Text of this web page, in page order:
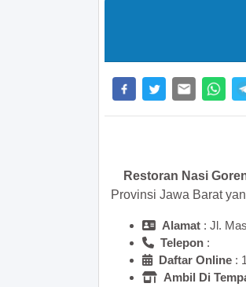
Restoran Nasi
Provinsi Jawa Barat
Alamat : Jl.
Telepon :
Daftar Online :
Ambil Di